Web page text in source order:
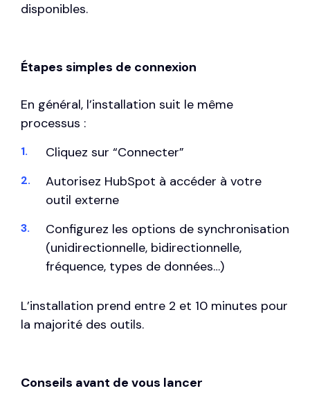
disponibles.
Étapes simples de connexion
En général, l’installation suit le même
processus :
Cliquez sur “Connecter”
Autorisez HubSpot à accéder à votre
outil externe
Configurez les options de synchronisation
(unidirectionnelle, bidirectionnelle,
fréquence, types de données…)
L’installation prend entre 2 et 10 minutes pour
la majorité des outils.
Conseils avant de vous lancer